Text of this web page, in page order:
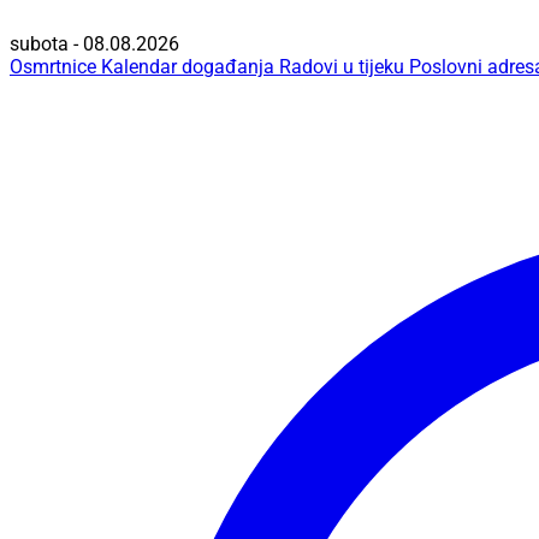
subota - 08.08.2026
Osmrtnice Kalendar događanja Radovi u tijeku Poslovni